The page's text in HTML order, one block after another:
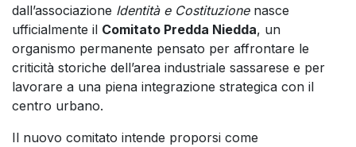
dall’associazione Identità e Costituzionenasce
ufficialmente il Comitato Predda Niedda, un
organismo permanente pensato per affrontare le
criticità storiche dell’area industriale sassarese e per
lavorare a una piena integrazione strategica con il
centro urbano.
Il nuovo comitato intende proporsi come